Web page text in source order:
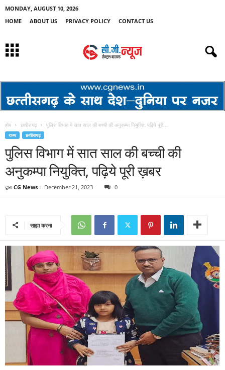
MONDAY, AUGUST 10, 2026
HOME
ABOUT US PRIVACY POLICY CONTACT US
होम छत्तीसगढ़ पुलिस विभाग में सात साल की बच्ची की अनुकम्पा नियुक्ति, पढ़िये पूरी...
राज्य छत्तीसगढ़
पुलिस विभाग में सात साल की बच्ची की
अनुकम्पा नियुक्ति, पढ़िये पूरी ख़बर
द्वारा CG News - December 21, 2023 0
साझा करना